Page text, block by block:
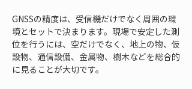
GNSSの精度は、受信機だけでなく周囲の環
境とセットで決まります。現場で安定した測
位を行うには、空だけでなく、地上の物、仮
設物、通信設備、金属物、樹木などを総合的
に見ることが大切です。